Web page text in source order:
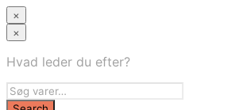
×
×
Hvad leder du efter?